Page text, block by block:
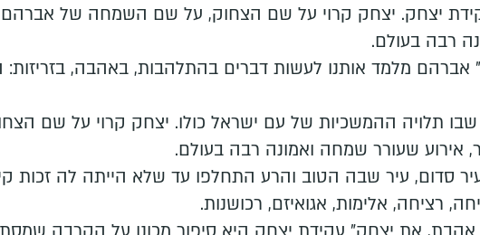
יצחק. יצחק קרוי על שם הצחוק, על שם השמחה של אברהם
רבה בעולם.
אברהם מלמד אותנו לעשות דברים בהתלהבות, באהבה,
תלויה ההמשכיות של עם ישראל כולו. יצחק קרוי על שם
אירוע שעורר שמחה ואמונה רבה בעולם.
סדום, עיר שבה הטוב והרע התחלפו עד שלא הייתה לה זכות
רציחה, אלימות, אגואיזם, רכושנות.